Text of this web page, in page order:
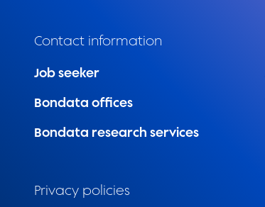
Contact information
Job seeker
Bondata offices
Bondata research services
Privacy policies